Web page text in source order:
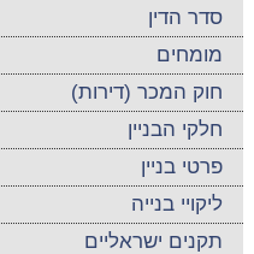
סדר הדין
מומחים
חוק המכר (דירות)
חלקי הבניין
פרטי בניין
ליקויי בנייה
תקנים ישראליים